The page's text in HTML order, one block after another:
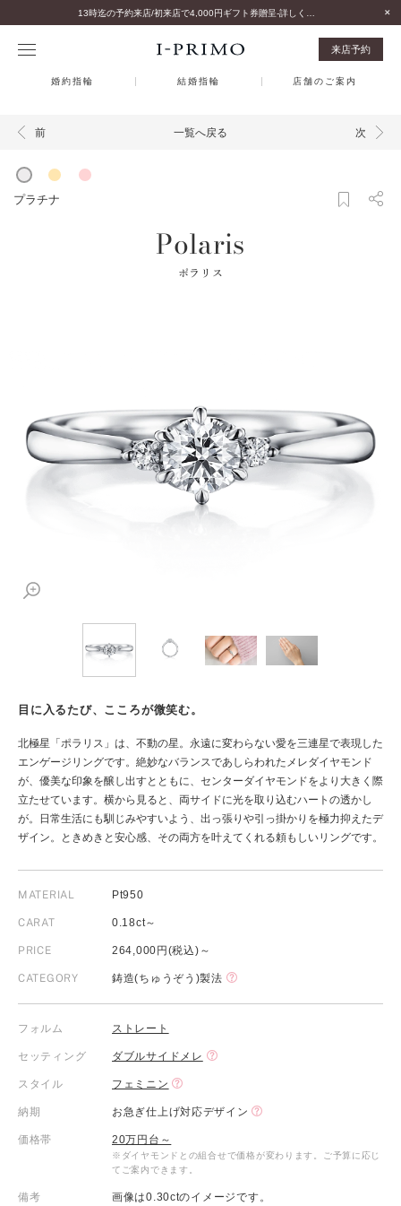
来店予約
婚約指輪 結婚指輪 店舗のご案内
前 一覧へ戻る 次
プラチナ
Polaris
ポラリス
目に入るたび、こころが微笑む。
北極星「ポラリス」は、不動の星。永遠に変わらない愛を三連星で表現した
エンゲージリングです。絶妙なバランスであしらわれたメレダイヤモンド
が、優美な印象を醸し出すとともに、センターダイヤモンドをより大きく際
立たせています。横から見ると、両サイドに光を取り込むハートの透かし
が。日常生活にも馴じみやすいよう、出っ張りや引っ掛かりを極力抑えたデ
ザイン。ときめきと安心感、その両方を叶えてくれる頼もしいリングです。
MATERIAL Pt950
CARAT 0.18ct～
PRICE 264,000円(税込)～
CATEGORY 鋳造(ちゅうぞう)製法
フォルム ストレート
セッティング ダブルサイドメレ
スタイル フェミニン
納期 お急ぎ仕上げ対応デザイン
価格帯 20万円台～
※ダイヤモンドとの組合せで価格が変わります。ご予算に応じ
てご案内できます。
備考 画像は0.30ctのイメージです。